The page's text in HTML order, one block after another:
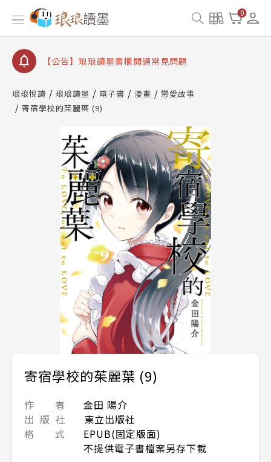
0
查詢
【公告】琅琅讀墨數位閱讀資產合併與書櫃開通申請
【公告】琅琅書店服務升級重要說明及資產合併結果
查詢
【公告】琅琅讀墨數位閱讀資產合併與書櫃開通申請
琅琅悅讀 琅琅讀墨 電子書 漫畫
戀愛故事
寄宿學校的茱麗葉 (9)
寄宿學校的茱麗葉 (9)
作 者
金田 陽介
出 版 社
東立出版社
格 式
EPUB(固定版面)
不提供電子書檔案另存下載